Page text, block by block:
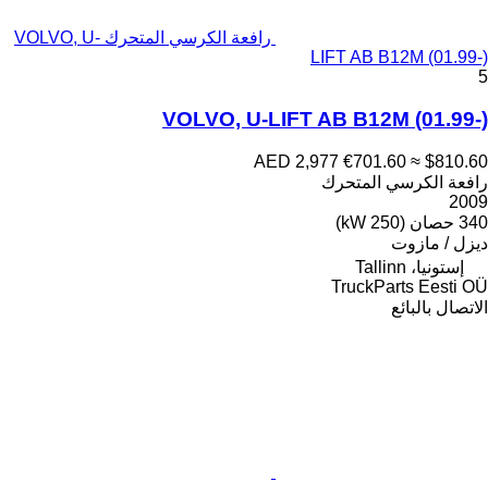
رافعة الكرسي المتحرك VOLVO, U-
LIFT AB B12M (01.99-)
5
VOLVO, U-LIFT AB B12M (01.99-)
AED 2,977 €701.60 ≈ $810.60
رافعة الكرسي المتحرك
2009
340 حصان (250 kW)
ديزل / مازوت
إستونيا، Tallinn
TruckParts Eesti OÜ
الاتصال بالبائع